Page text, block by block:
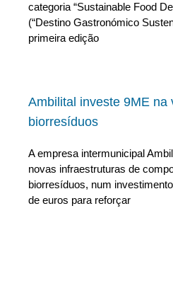
categoria “Sustainable Food
(“Destino Gastronómico
primeira edição
Ambilital investe 9ME na
biorresíduos
A empresa intermunicipal
novas infraestruturas de
biorresíduos, num
de euros para reforçar